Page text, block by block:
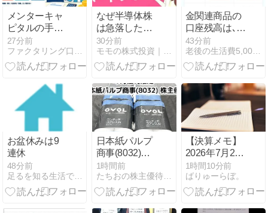
メンターキャ
ピタルの手数
料・営業時
間・土日をま
とめて解説
27分前
なぜ半導体株
は急落したの
か？半導体株
の低PERは罠
なのか、それ
か？｜ポート
フォリオ公
開・投資戦略
【2026年8
月】
30分前
金関連商品の
口座残高は､約
1,282万円。最
近､国内金価格
が回復傾向、
万円の増加だ!
(^^)!
43分前
お盆休みは9
連休
48分前
足るを知る生活でリタイアを目指す
日本紙パルプ
商事(8032)か
ら株主優待が
到着
1時間前
たちおの株主優待ブログ
【決算メモ】
2026年7月28
日～30日開示
分【バリュ
ー・高配当の
1時間10分前
ばりゅーらぼ。